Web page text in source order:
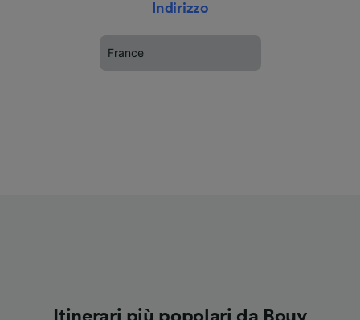
Indirizzo
France